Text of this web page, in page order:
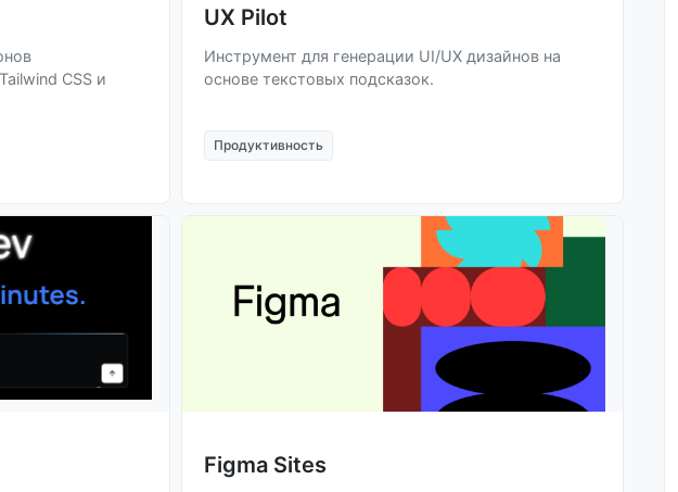
CSS и
UX Pilot
Инструмент для генерации UI/UX дизайнов на
основе текстовых подсказок.
Продуктивность
Figma Sites